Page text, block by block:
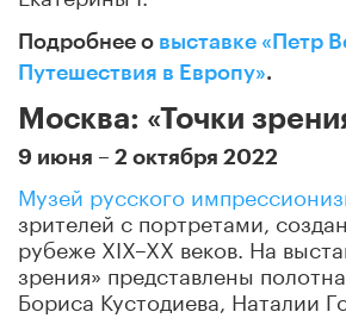
Подробнее о выставке «Петр
Путешествия в Европу».
Москва: «Точки
9 июня – 2 октября 2022
Музей русского
зрителей с портретами,
рубеже XIX–XX веков. На
зрения» представлены
Бориса Кустодиева, Наталии